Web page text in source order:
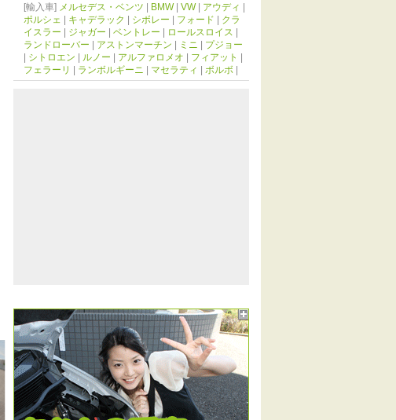
[輸入車] メルセデス・ベンツ BMW| VW| アウディ
ポルシェ
キャデラック シボレー フォード
クラ
イスラー
ジャガー ベントレー ロールスロイス
ランドローバー
アストンマーチン ミニ
プジョー
シトロエン ルノー アルファロメオ フィアット
フェラーリ
ランボルギーニ マセラティ ボルボ